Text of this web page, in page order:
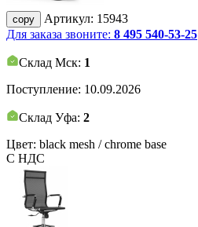
copy Артикул: 15943
Для заказа звоните: 8 495 540-53-25
Склад Мск: 1
Поступление: 10.09.2026
Склад Уфа: 2
Цвет: black mesh / chrome base
С НДС